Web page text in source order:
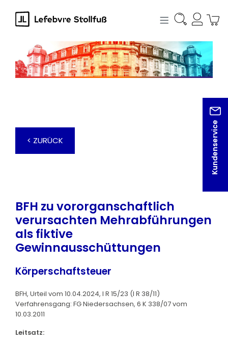
springen
Kundenservice
< ZURÜCK
BFH zu vororganschaftlich
verursachten Mehrabführungen
als fiktive
Gewinnausschüttungen
Körperschaftsteuer
BFH, Urteil vom 10.04.2024, I R 15/23 (I R 38/11)
Verfahrensgang: FG Niedersachsen, 6 K 338/07 vom
10.03.2011
Leitsatz: